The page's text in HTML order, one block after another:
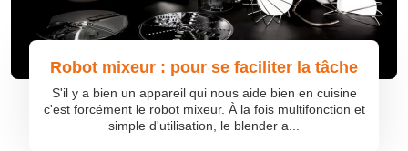
Robot mixeur : pour se faciliter la tâche
S'il y a bien un appareil qui nous aide bien en cuisine
c'est forcément le robot mixeur. À la fois multifonction et
simple d'utilisation, le blender a...